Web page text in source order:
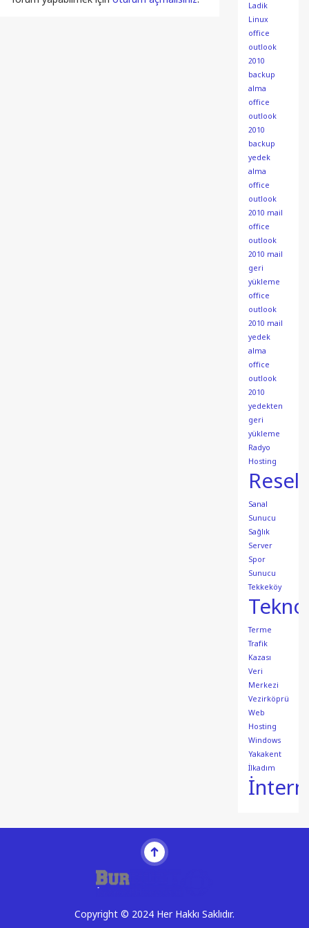
Ladik
Linux
office
outlook
2010
backup
alma
office
outlook
2010
backup
yedek
alma
office
outlook
2010 mail
office
outlook
2010 mail
geri
yükleme
office
outlook
2010 mail
yedek
alma
office
outlook
2010
yedekten
geri
yükleme
Radyo
Hosting
Sanal
Sunucu
Sağlık
Server
Spor
Sunucu
Tekkeköy
Terme
Trafik
Kazası
Veri
Merkezi
Vezirköprü
Web
Hosting
Windows
Yakakent
İlkadım
Copyright © 2024 Her Hakkı Saklıdır.